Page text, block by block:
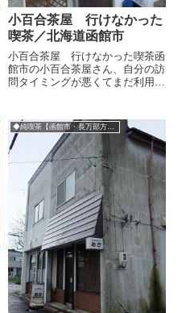
小百合茶屋 行けなかった
喫茶／北海道函館市
小百合茶屋 行けなかった喫茶函
館市の小百合茶屋さん、自分の訪
問タイミングが悪くてまだ利用で
今回は「休業中」の貼り紙が。小
百合って名前がいいですよね。い
かにも純日本的で好きな名前で
す...